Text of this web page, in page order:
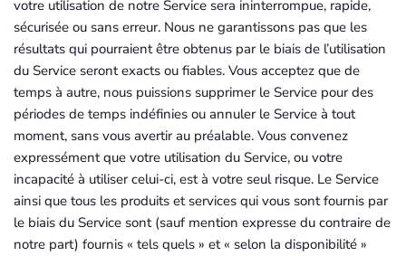
votre utilisation de notre Service sera ininterrompue, rapide,
sécurisée ou sans erreur. Nous ne garantissons pas que les
résultats qui pourraient être obtenus par le biais de l’utilisation
du Service seront exacts ou fiables. Vous acceptez que de
temps à autre, nous puissions supprimer le Service pour des
périodes de temps indéfinies ou annuler le Service à tout
moment, sans vous avertir au préalable. Vous convenez
expressément que votre utilisation du Service, ou votre
incapacité à utiliser celui-ci, est à votre seul risque. Le Service
ainsi que tous les produits et services qui vous sont fournis par
le biais du Service sont (sauf mention expresse du contraire de
notre part) fournis « tels quels » et « selon la disponibilité »